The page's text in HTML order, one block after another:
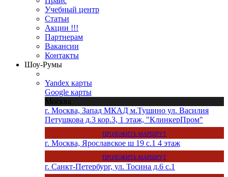
Учебный центр
Статьи
Акции !!!
Партнерам
Вакансии
Контакты
Шоу-Румы
Yandex карты
Google карты
Москва
г. Москва, Запад МКАД м.Тушино ул. Василия
Петушкова д.3 кор.3, 1 этаж, "КлинкерПром"
ПРОЛОЖИТЬ МАРШРУТ
г. Москва, Ярославское ш 19 с.1 4 этаж
ПРОЛОЖИТЬ МАРШРУТ
г. Санкт-Петербург, ул. Тосина д.6 с.1